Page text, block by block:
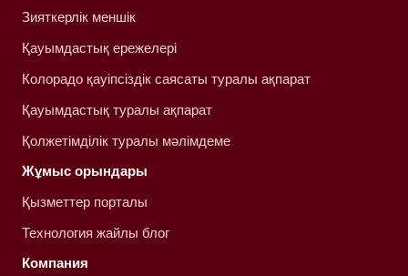
Зияткерлік меншік
Қауымдастық ережелері
Колорадо қауіпсіздік саясаты туралы ақпарат
Қауымдастық туралы ақпарат
Қолжетімділік туралы мәлімдеме
Жұмыс орындары
Қызметтер порталы
Технология жайлы блог
Компания